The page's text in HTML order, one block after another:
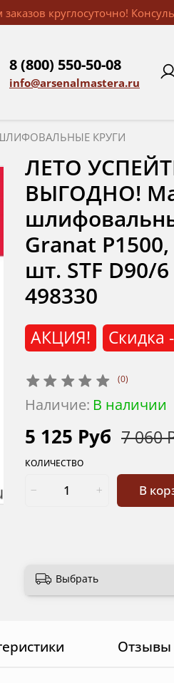
круглосуточно!
8 (800) 550-50-08
info@arsenalmastera.ru
КРУГИ
(0)
Наличие: В наличии
АКЦИЯ! Скидка
ЛЕТО
ВЫГОДНО!
Granat
шт. STF D90/
498330
5 125 Руб 7 060
КОЛИЧЕСТВО
В
Выбрать
Отзывы